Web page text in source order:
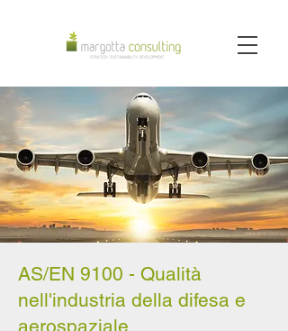
AS/EN 9100 - Qualità
nell'industria della difesa e
aerospaziale